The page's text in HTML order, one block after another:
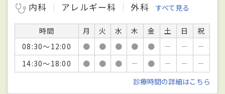
内科
アレルギー科 外科 すべて見る
時間 月 火 水 木 金 土 日
祝
08:30～12:00
● ● ● ● ● － －
－
14:30～18:00
● ● ● － ● － －
－
診療時間の詳細はこちら